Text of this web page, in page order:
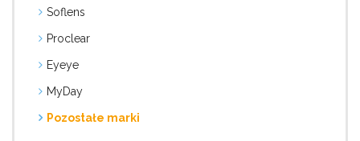
Soflens
Proclear
Eyeye
MyDay
Pozostałe marki